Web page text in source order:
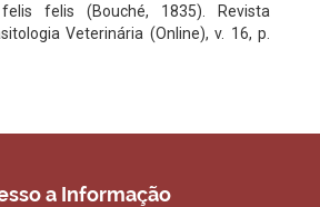
felis felis (Bouché, 1835). Revista
Veterinária (Online), v. 16, p.
a Informação